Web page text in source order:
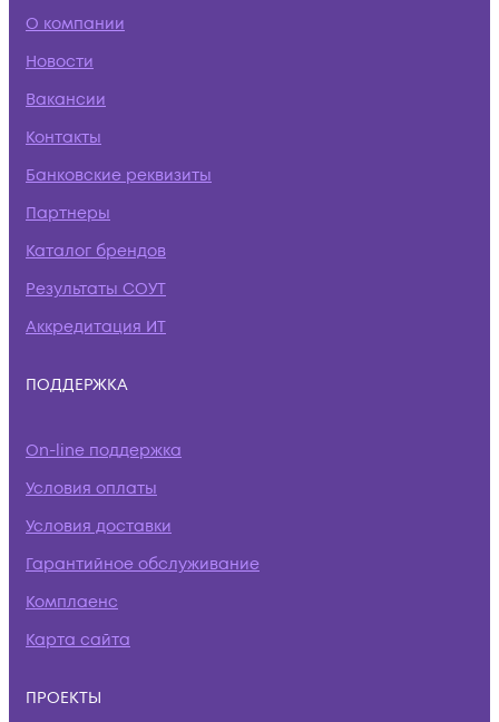
О компании
Новости
Вакансии
Контакты
Банковские реквизиты
Партнеры
Каталог брендов
Результаты СОУТ
Аккредитация ИТ
ПОДДЕРЖКА
On-line поддержка
Условия оплаты
Условия доставки
Гарантийное обслуживание
Комплаенс
Карта сайта
ПРОЕКТЫ